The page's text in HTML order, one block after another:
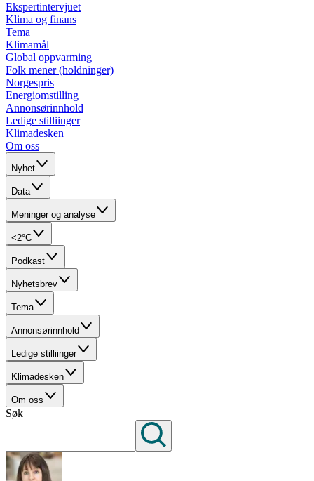
Ekspertintervjuet
Klima og finans
Tema
Klimamål
Global oppvarming
Folk mener (holdninger)
Norgespris
Energiomstilling
Annonsørinnhold
Ledige stilliinger
Klimadesken
Om oss
Nyhet
Data
Meninger og analyse
<2°C
Podkast
Nyhetsbrev
Tema
Annonsørinnhold
Ledige stilliinger
Klimadesken
Om oss
Søk